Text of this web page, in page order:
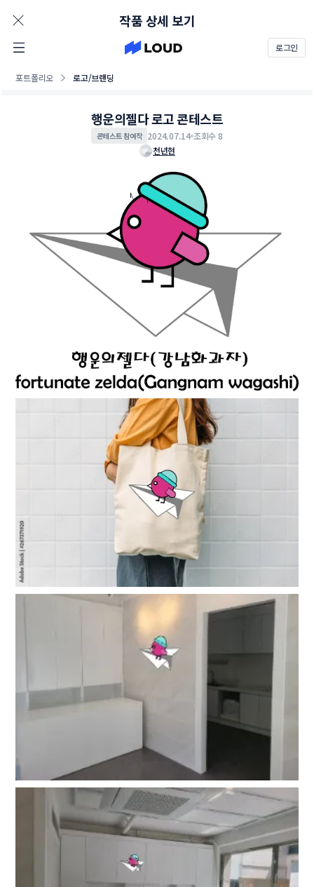
로그인
포트폴리오 로고/브랜딩
작품 상세 보기
행운의젤다 로고 콘테스트
콘테스트 참여작 2024.07.14 조회수 8
천년현